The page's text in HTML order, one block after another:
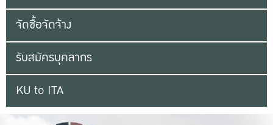
จัดซื้อจัดจ้าง
รับสมัครบุคลากร
KU to ITA